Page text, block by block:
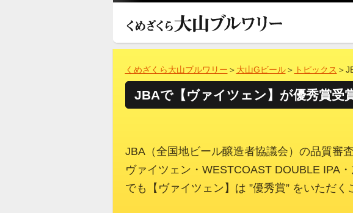
くめざくら大山ブルワリー ＞ 大山Gビール＞ トピックス ＞
JBAで【ヴァイツェン】が優秀賞受
JBA（全国地ビール醸造者協議会）の品質審
ヴァイツェン・WESTCOAST DOUBLE IPA
でも【ヴァイツェン】は ”優秀賞” をいただく